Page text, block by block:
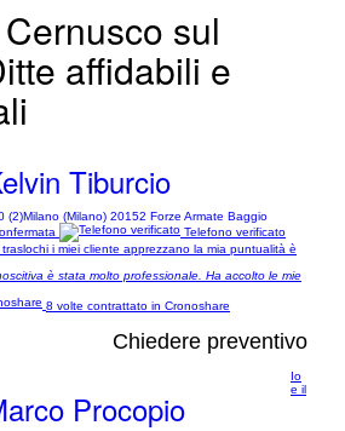
sul
affidabili e
Tiburcio
(2)Milano (Milano) 20152 Forze Armate Baggio
Telefono verificato
i miei cliente apprezzano la mia puntualità è
è stata molto professionale. Ha accolto le mie
8 volte contrattato in Cronoshare
Chiedere preventivo
Procopio
Io
e il